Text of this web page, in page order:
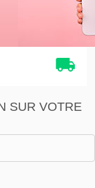
SUR VOTRE